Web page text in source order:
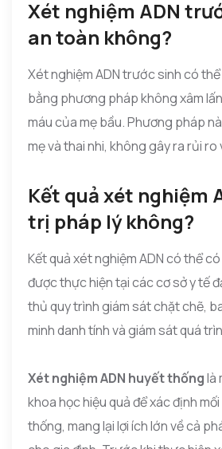
Xét nghiệm ADN
an toàn không?
Xét nghiệm ADN trước sinh có
bằng phương pháp không xâm
máu của mẹ bầu. Phương pháp
mẹ và thai nhi, không gây ra rủi ro
Kết quả xét nghiệm
trị pháp lý không?
Kết quả xét nghiệm ADN có thể
được thực hiện tại các cơ sở y tế
thủ quy trình giám sát chặt chẽ,
minh danh tính và giám sát quá
Xét nghiệm ADN huyết thốnglà
khoa học hiệu quả để xác định
thống, mang lại lợi ích lớn về cả